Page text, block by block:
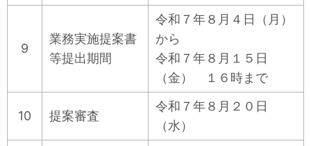
9
業務実施提案書
等提出期間
令和７年８月４日
（月）
から
令和７年８月１５日
（金）
１６時まで
10 提案審査
令和７年８月２０日
（水）